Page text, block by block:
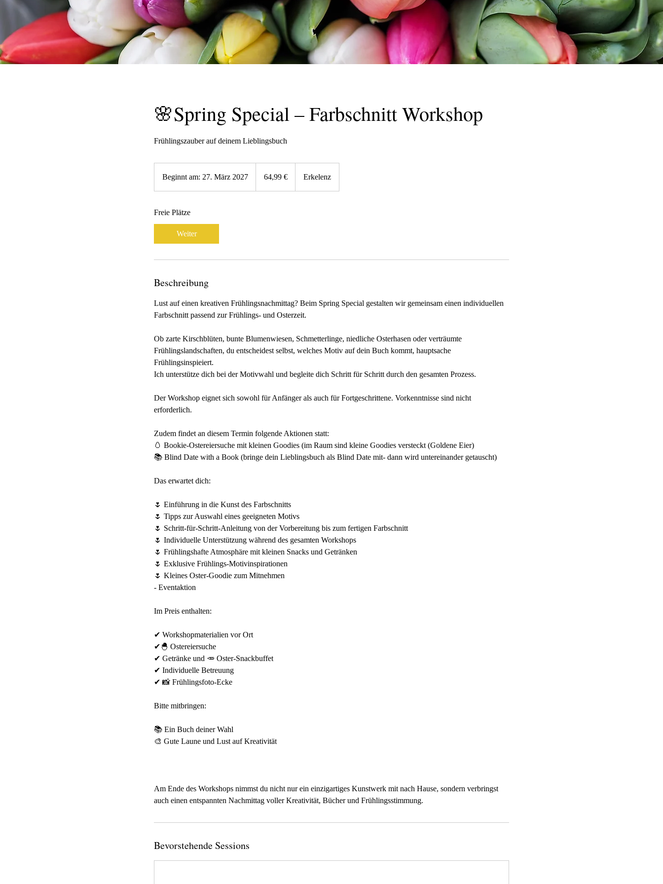
🌸Spring Special – Farbschnitt Workshop
Frühlingszauber auf deinem Lieblingsbuch
Beginnt am: 27. März 2027
a
7
.
ä
r
2
2
64,99 € Erkelenz
Freie Plätze
Weiter
Beschreibung
Lust auf einen kreativen Frühlingsnachmittag? Beim Spring Special gestalten wir gemeinsam einen individuellen
Farbschnitt passend zur Frühlings- und Osterzeit.
Ob zarte Kirschblüten, bunte Blumenwiesen, Schmetterlinge, niedliche Osterhasen oder verträumte
Frühlingslandschaften, du entscheidest selbst, welches Motiv auf dein Buch kommt, hauptsache
Frühlingsinspieiert.
Ich unterstütze dich bei der Motivwahl und begleite dich Schritt für Schritt durch den gesamten Prozess.
Der Workshop eignet sich sowohl für Anfänger als auch für Fortgeschrittene. Vorkenntnisse sind nicht
erforderlich.
Zudem findet an diesem Termin folgende Aktionen statt:
🥚 Bookie-Ostereiersuche mit kleinen Goodies (im Raum sind kleine Goodies versteckt (Goldene Eier)
📚 Blind Date with a Book (bringe dein Lieblingsbuch als Blind Date mit- dann wird untereinander getauscht)
Das erwartet dich:
🌷 Einführung in die Kunst des Farbschnitts
🌷 Tipps zur Auswahl eines geeigneten Motivs
🌷 Schritt-für-Schritt-Anleitung von der Vorbereitung bis zum fertigen Farbschnitt
🌷 Individuelle Unterstützung während des gesamten Workshops
🌷 Frühlingshafte Atmosphäre mit kleinen Snacks und Getränken
🌷 Exklusive Frühlings-Motivinspirationen
🌷 Kleines Oster-Goodie zum Mitnehmen
- Eventaktion
Im Preis enthalten:
✔ Workshopmaterialien vor Ort
✔🐣 Ostereiersuche
✔ Getränke und 🥕 Oster-Snackbuffet
✔ Individuelle Betreuung
✔ 📸 Frühlingsfoto-Ecke
Bitte mitbringen:
📚 Ein Buch deiner Wahl
🎨 Gute Laune und Lust auf Kreativität
Am Ende des Workshops nimmst du nicht nur ein einzigartiges Kunstwerk mit nach Hause, sondern verbringst
auch einen entspannten Nachmittag voller Kreativität, Bücher und Frühlingsstimmung.
Bevorstehende Sessions